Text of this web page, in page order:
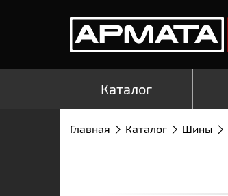
Каталог
Главная Каталог Шины